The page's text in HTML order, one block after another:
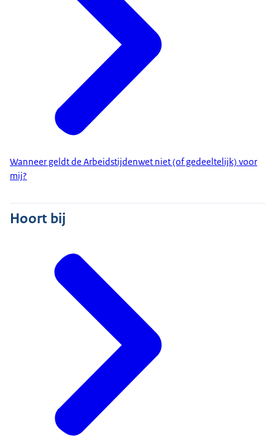
Wanneer geldt de Arbeidstijdenwet niet (of gedeeltelijk) voor
mij?
Hoort bij